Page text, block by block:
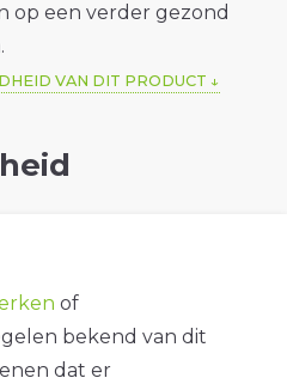
op een verder gezond
VAN DIT PRODUCT
of
bekend van dit
dat er